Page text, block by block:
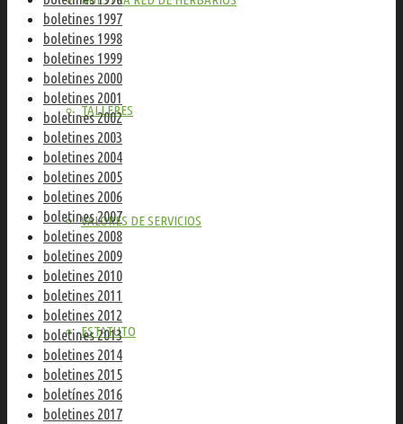
TALLERES
VALORES DE SERVICIOS
ESTATUTO
boletines 1997
boletines 1998
boletines 1999
boletines 2000
boletines 2001
boletines 2002
boletines 2003
boletines 2004
boletines 2005
boletines 2006
boletines 2007
boletines 2008
boletines 2009
boletines 2010
boletines 2011
boletines 2012
boletines 2013
boletines 2014
boletines 2015
boletínes 2016
boletines 2017